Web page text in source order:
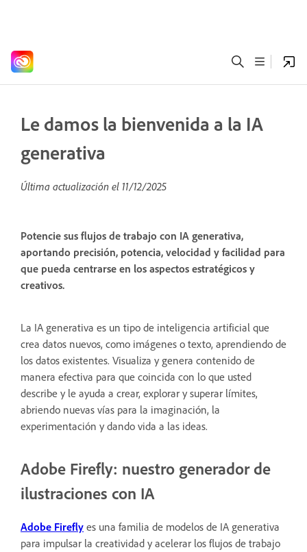
Le damos la bienvenida a la IA
generativa
Última actualización el 11/12/2025
Potencie sus flujos de trabajo con IA generativa,
aportando precisión, potencia, velocidad y facilidad para
que pueda centrarse en los aspectos estratégicos y
creativos.
La IA generativa es un tipo de inteligencia artificial que
crea datos nuevos, como imágenes o texto, aprendiendo de
los datos existentes. Visualiza y genera contenido de
manera efectiva para que coincida con lo que usted
describe y le ayuda a crear, explorar y superar límites,
abriendo nuevas vías para la imaginación, la
experimentación y dando vida a las ideas.
Adobe Firefly: nuestro generador de
ilustraciones con IA
Adobe Firefly es una familia de modelos de IA generativa
para impulsar la creatividad y acelerar los flujos de trabajo